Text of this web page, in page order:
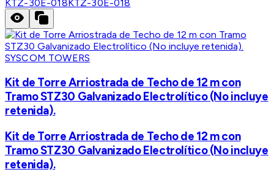
KTZ-30E-018KTZ-30E-018
SYSCOM TOWERS
Kit de Torre Arriostrada de Techo de 12 m con
Tramo STZ30 Galvanizado Electrolítico (No incluye
retenida).
Kit de Torre Arriostrada de Techo de 12 m con
Tramo STZ30 Galvanizado Electrolítico (No incluye
retenida).